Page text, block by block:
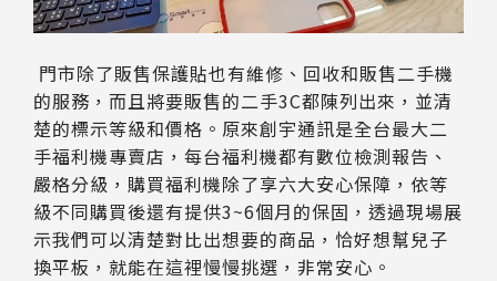
門市除了販售保護貼也有維修、回收和販售二手機
的服務，而且將要販售的二手3C都陳列出來，並清
楚的標示等級和價格。原來創宇通訊是全台最大二
手福利機專賣店，每台福利機都有數位檢測報告、
嚴格分級，購買福利機除了享六大安心保障，依等
級不同購買後還有提供3~6個月的保固，透過現場展
示我們可以清楚對比出想要的商品，恰好想幫兒子
換平板，就能在這裡慢慢挑選，非常安心。